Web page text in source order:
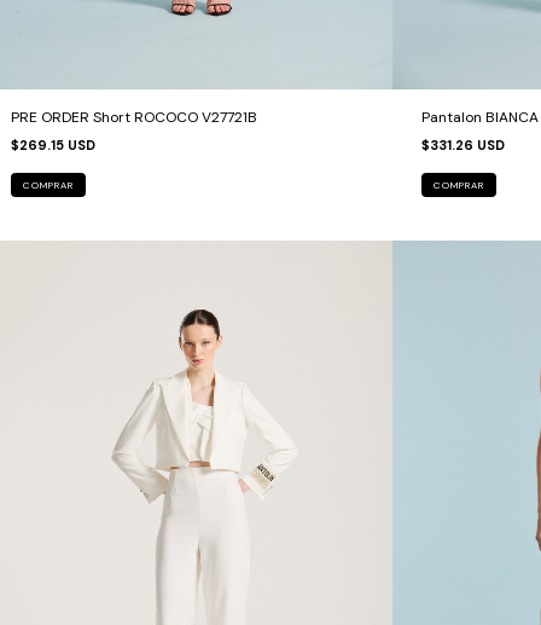
PRE ORDER Short ROCOCO V27721B
$269.15 USD
COMPRAR
Pantalon
$331.26 USD
COMPRAR